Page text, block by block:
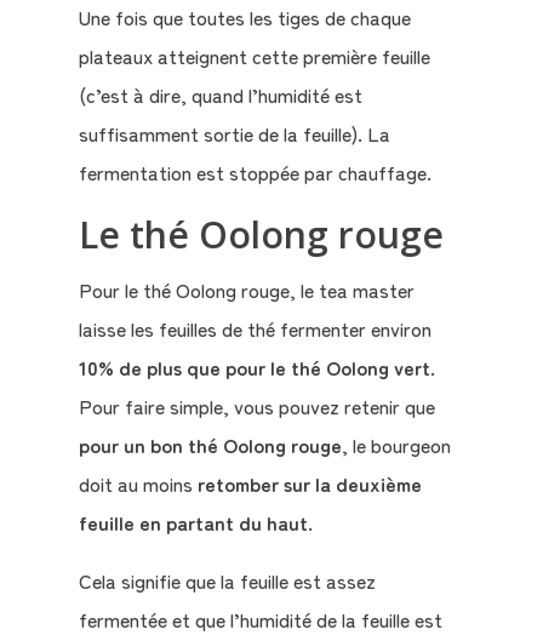
Une fois que toutes les tiges de chaque
plateaux atteignent cette première feuille
(c’est à dire, quand l’humidité est
suffisamment sortie de la feuille). La
fermentation est stoppée par chauffage.
Le thé Oolong rouge
Pour le thé Oolong rouge, le tea master
laisse les feuilles de thé fermenter environ
10% de plus que pour le thé Oolong vert.
Pour faire simple, vous pouvez retenir que
pour un bon thé Oolong rouge, le bourgeon
doit au moins retomber sur la deuxième
feuille en partant du haut.
Cela signifie que la feuille est assez
fermentée et que l’humidité de la feuille est